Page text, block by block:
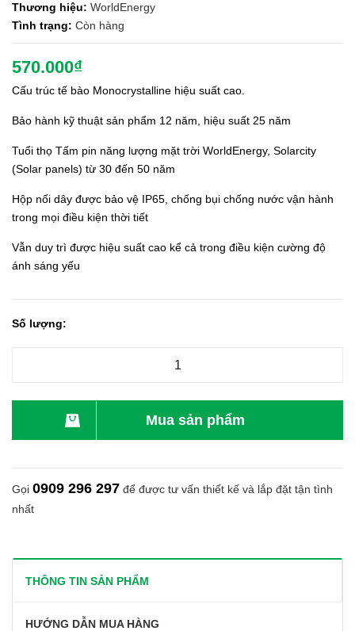
Thương hiệu: WorldEnergy
Tình trạng: Còn hàng
570.000₫
Cấu trúc tế bào Monocrystalline hiệu suất cao.
Bảo hành kỹ thuật sản phẩm 12 năm, hiệu suất 25 năm
Tuổi thọ Tấm pin năng lượng mặt trời WorldEnergy, Solarcity
(Solar panels) từ 30 đến 50 năm
Hộp nối dây được bảo vệ IP65, chống bụi chống nước vận hành
trong mọi điều kiện thời tiết
Vẫn duy trì được hiệu suất cao kể cả trong điều kiện cường độ
ánh sáng yếu
Số lượng:
Mua sản phẩm
Gọi 0909 296 297 để được tư vấn thiết kế và lắp đặt tận tình
nhất
THÔNG TIN SẢN PHẨM
HƯỚNG DẪN MUA HÀNG